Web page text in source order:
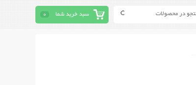
سبد خرید شما 0